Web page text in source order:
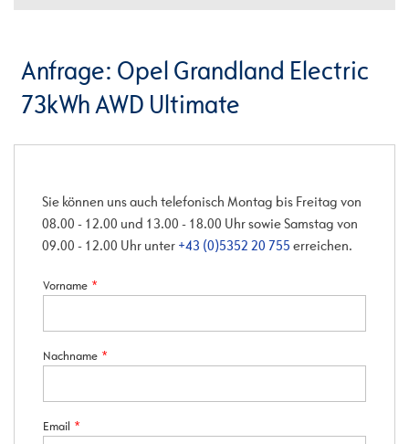
Anfrage: Opel Grandland Electric
73kWh AWD Ultimate
Sie können uns auch telefonisch Montag bis Freitag von
08.00 - 12.00 und 13.00 - 18.00 Uhr sowie Samstag von
09.00 - 12.00 Uhr unter +43 (0)5352 20 755 erreichen.